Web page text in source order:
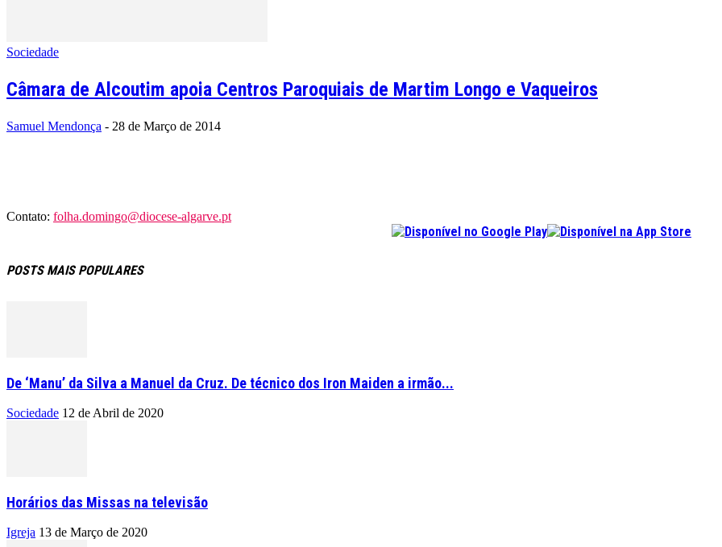
Sociedade
Câmara de Alcoutim apoia Centros Paroquiais de Martim Longo e Vaqueiros
Samuel Mendonça - 28 de Março de 2014
Contato: folha.domingo@diocese-algarve.pt
POSTS MAIS POPULARES
De ‘Manu’ da Silva a Manuel da Cruz. De técnico dos Iron Maiden a irmão...
Sociedade 12 de Abril de 2020
Horários das Missas na televisão
Igreja 13 de Março de 2020